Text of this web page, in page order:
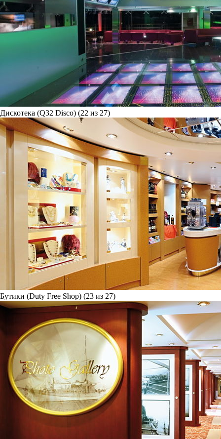
Дискотека (Q32 Disco) (22 из 27)
Бутики (Duty Free Shop) (23 из 27)